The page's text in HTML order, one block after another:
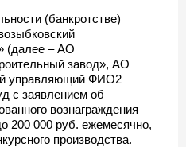
(банкротстве)
(далее – АО
завод», АО
управляющий ФИО2
с заявлением об
вознаграждения
200 000 руб. ежемесячно,
производства.